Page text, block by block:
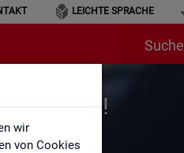
wir
von Cookies
LEICHTE SPRACHE
Suche
Arbeit!